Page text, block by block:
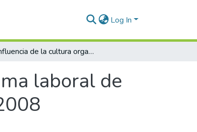
Log In
Influencia de la cultura organizacional en el clima laboral de la Dirección Regional de Salud de Tacna, año 2008
laboral de